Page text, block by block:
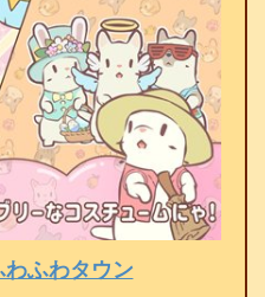
ふわタウン